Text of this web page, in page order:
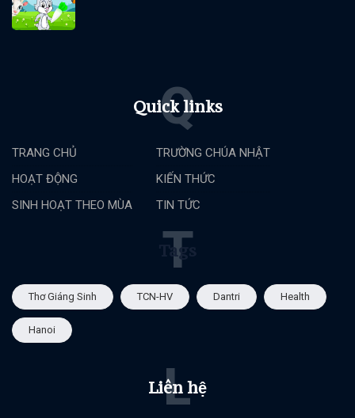
Quick links
Q
TRANG CHỦ
HOẠT ĐỘNG
SINH HOẠT THEO MÙA
TRƯỜNG CHÚA NHẬT
KIẾN THỨC
TIN TỨC
Tags
T
Thơ Giáng Sinh TCN-HV Dantri Health
Hanoi
Liên hệ
L